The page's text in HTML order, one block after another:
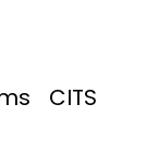
CITS